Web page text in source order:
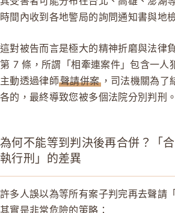
時間內收到各地警局的詢問通知書與地
這對被告而言是極大的精神折磨與法律
第 7 條，所謂「相牽連案件」包含一人
主動透過律師聲請併案，司法機關為了
各的，最終導致您被多個法院分別判刑。
為何不能等到判決後再合併？「
執行刑」的差異
許多人誤以為等所有案子判完再去聲請
其實是非常危險的策略：